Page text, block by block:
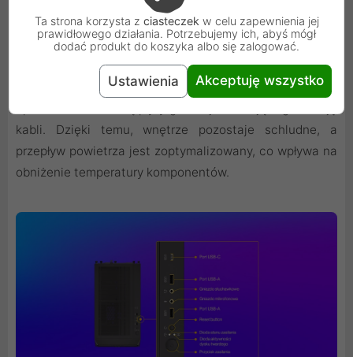
Elegancki design i łatwe zarządzanie
kablami
Boczny panel z hartowanego szkła pozwala na
podziwianie wnętrza komputera, a gumowane przepusty
kabli. Dzięki temu, wnętrze pozostaje schludne, a
przepływ powietrza jest zoptymalizowany, co wpływa na
obniżenie temperatury komponentów.
Ta strona korzysta z ciasteczek w celu zapewnienia jej
prawidłowego działania. Potrzebujemy ich, abyś mógł
dodać produkt do koszyka albo się zalogować.
Ustawienia Akceptuję wszystko